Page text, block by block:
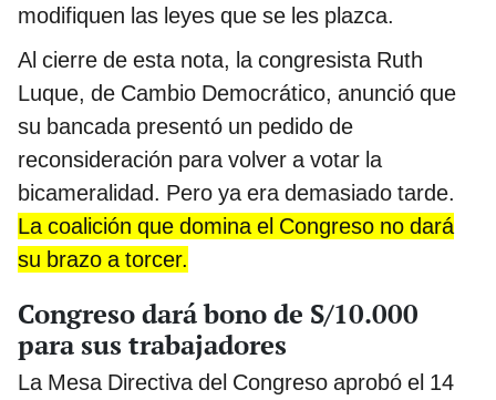
modifiquen las leyes que se les plazca.
Al cierre de esta nota, la congresista Ruth
Luque, de Cambio Democrático, anunció que
su bancada presentó un pedido de
reconsideración para volver a votar la
bicameralidad. Pero ya era demasiado tarde.
La coalición que domina el Congreso no dará
su brazo a torcer.
Congreso dará bono de S/10.000
para sus trabajadores
La Mesa Directiva del Congreso aprobó el 14